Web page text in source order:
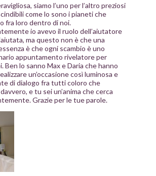
siamo l’uno per l’altro preziosi
come lo sono i pianeti che
fra loro dentro di noi.
io avevo il ruolo dell’aiutatore
ma questo non è che una
è che ogni scambio è uno
appuntamento rivelatore per
Ben lo sanno Max e Daria che hanno
un’occasione così luminosa e
di dialogo fra tutti coloro che
e tu sei un’anima che cerca
Grazie per le tue parole.